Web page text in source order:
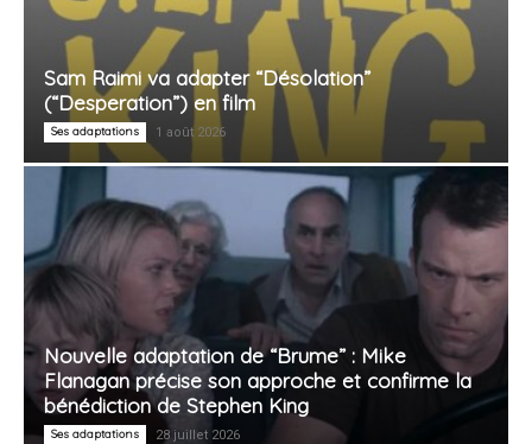
Sam Raimi va adapter “Désolation”
(“Desperation”) en film
Ses adaptations 1 août 2026
Nouvelle adaptation de “Brume” : Mike
Flanagan précise son approche et confirme la
bénédiction de Stephen King
Ses adaptations 28 juillet 2026